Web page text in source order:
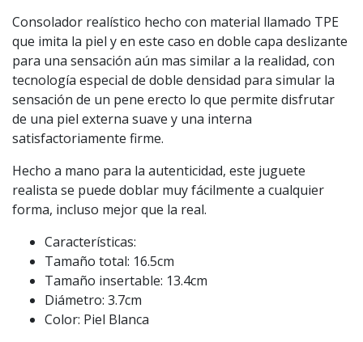
Consolador realístico hecho con material llamado TPE
que imita la piel y en este caso en doble capa deslizante
para una sensación aún mas similar a la realidad, con
tecnología especial de doble densidad para simular la
sensación de un pene erecto lo que permite disfrutar
de una piel externa suave y una interna
satisfactoriamente firme.
Hecho a mano para la autenticidad, este juguete
realista se puede doblar muy fácilmente a cualquier
forma, incluso mejor que la real.
Características:
Tamaño total: 16.5cm
Tamaño insertable: 13.4cm
Diámetro: 3.7cm
Color: Piel Blanca